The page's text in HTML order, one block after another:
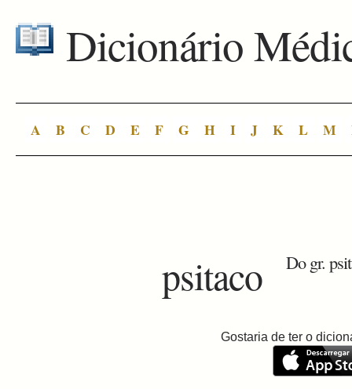
Dicionário
A B C D E F G H I J K L M
psitaco Do gr.
Gostaria de ter o